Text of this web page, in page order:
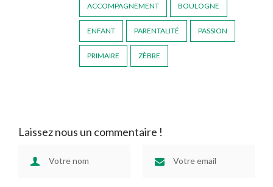
ACCOMPAGNEMENT BOULOGNE
ENFANT PARENTALITÉ PASSION
PRIMAIRE ZÈBRE
Laissez nous un commentaire !